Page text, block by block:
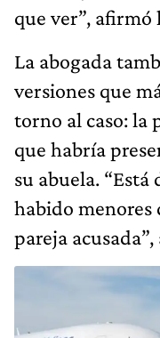
que ver”, afirmó
La abogada
versiones que
torno al caso: la
que habría
su abuela.
habido menores
pareja acusada”,